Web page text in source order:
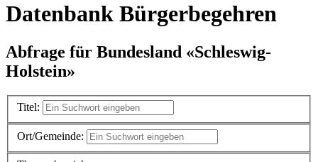
Datenbank Bürgerbegehren
Abfrage für Bundesland «Schleswig-
Holstein»
Titel:
Ort/Gemeinde: